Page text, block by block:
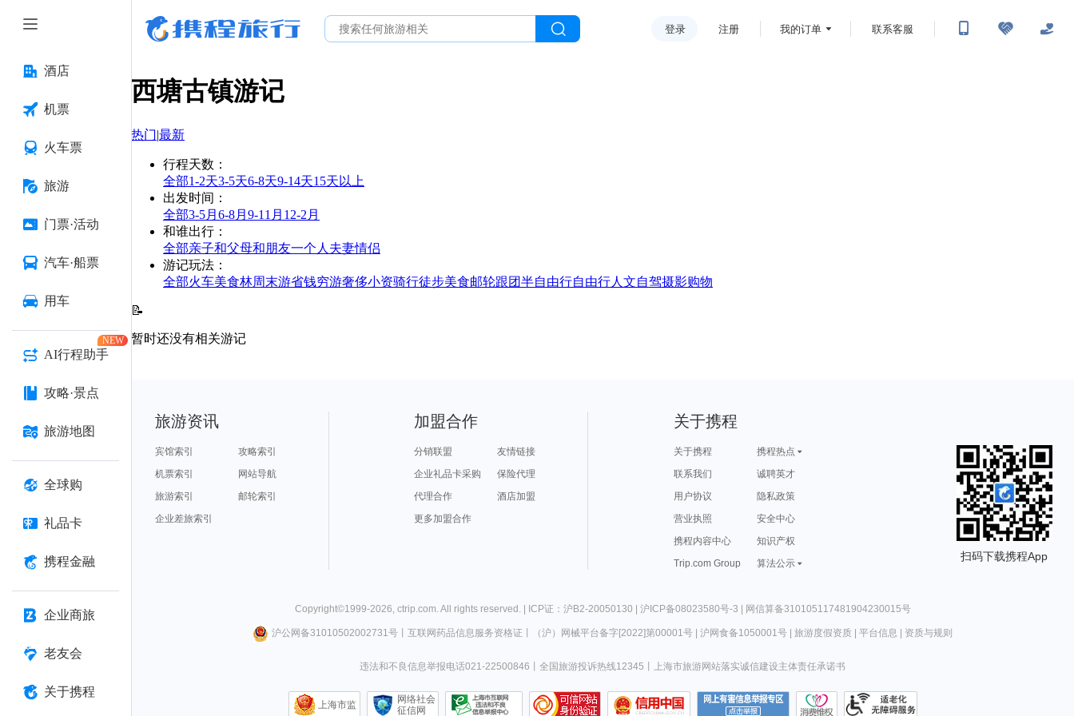
酒店
机票
火车票
旅游
门票·活动
汽车·船票
用车
AI行程助手
NEW
攻略·景点
旅游地图
全球购
礼品卡
携程金融
企业商旅
老友会
关于携程
登录 注册 我的订单 联系客服
西塘古镇游记
热门|最新
行程天数 ：
全部1-2天3-5天6-8天9-14天15天以上
出发时间 ：
全部3-5月 6-8月 9-11月 12-2月
和谁出行 ：
全部亲子和父母和朋友一个人 夫妻情侣
游记玩法 ：
全部火车美食林周末游省钱穷游奢侈小资骑行徒步美食邮轮跟团半自由行自由行人文自驾摄影购物
📝
暂时还没有相关游记
旅游资讯
宾馆索引
攻略索引
机票索引
网站导航
旅游索引
邮轮索引
企业差旅索引
加盟合作
分销联盟
友情链接
企业礼品卡采购
保险代理
代理合作
酒店加盟
更多加盟合作
关于携程
关于携程
携程热点
联系我们
诚聘英才
用户协议
隐私政策
营业执照
安全中心
携程内容中心
知识产权
Trip.com Group
算法公示
扫码下载携程App
Copyright©1999-2026, ctrip.com. All rights reserved. | ICP证：沪B2-20050130 | 沪ICP备08023580号-3 | 网信算备310105117481904230015号
沪公网备31010502002731号丨 互联网药品信息服务资格证 （沪）网械平台备字[2022]第00001号| 沪网食备1050001号| 旅游度假资质| 平台信息 资质与规则
违法和不良信息举报电话021-22500846 全国旅游投诉热线12345 上海市旅游网站落实诚信建设主体责任承诺书
上海市监
网络社会
征信网